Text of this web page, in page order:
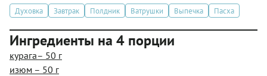
Духовка Завтрак Полдник Ватрушки Выпечка Пасха
Ингредиенты на 4 порции
курага– 50 г
изюм – 50 г